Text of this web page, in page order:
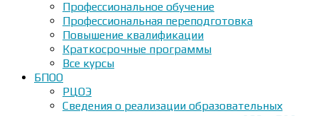
Профессиональное обучение
Профессиональная переподготовка
Повышение квалификации
Краткосрочные программы
Все курсы
БПОО
РЦОЭ
Сведения о реализации образовательных